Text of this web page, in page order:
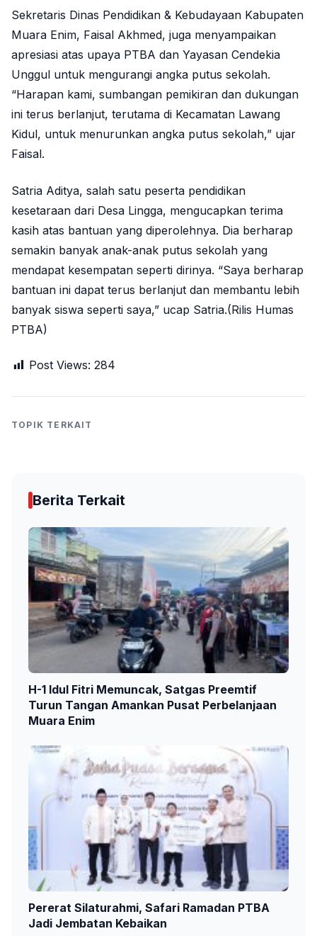
Sekretaris Dinas Pendidikan & Kebudayaan Kabupaten
Muara Enim, Faisal Akhmed, juga menyampaikan
apresiasi atas upaya PTBA dan Yayasan Cendekia
Unggul untuk mengurangi angka putus sekolah.
“Harapan kami, sumbangan pemikiran dan dukungan
ini terus berlanjut, terutama di Kecamatan Lawang
Kidul, untuk menurunkan angka putus sekolah,” ujar
Faisal.
Satria Aditya, salah satu peserta pendidikan
kesetaraan dari Desa Lingga, mengucapkan terima
kasih atas bantuan yang diperolehnya. Dia berharap
semakin banyak anak-anak putus sekolah yang
mendapat kesempatan seperti dirinya. “Saya berharap
bantuan ini dapat terus berlanjut dan membantu lebih
banyak siswa seperti saya,” ucap Satria.(Rilis Humas
PTBA)
Post Views: 284
TOPIK TERKAIT
Berita Terkait
H-1 Idul Fitri Memuncak, Satgas Preemtif
Turun Tangan Amankan Pusat Perbelanjaan
Muara Enim
Pererat Silaturahmi, Safari Ramadan PTBA
Jadi Jembatan Kebaikan